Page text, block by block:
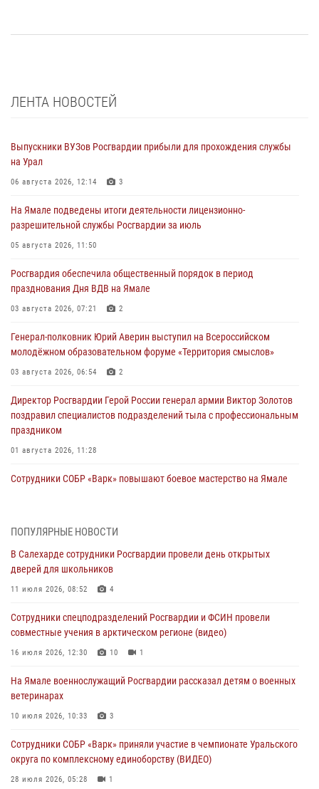
ЛЕНТА НОВОСТЕЙ
Выпускники ВУЗов Росгвардии прибыли для прохождения службы
на Урал
06 августа 2026, 12:14 3
На Ямале подведены итоги деятельности лицензионно-
разрешительной службы Росгвардии за июль
05 августа 2026, 11:50
Росгвардия обеспечила общественный порядок в период
празднования Дня ВДВ на Ямале
03 августа 2026, 07:21 2
Генерал-полковник Юрий Аверин выступил на Всероссийском
молодёжном образовательном форуме «Территория смыслов»
03 августа 2026, 06:54 2
Директор Росгвардии Герой России генерал армии Виктор Золотов
поздравил специалистов подразделений тыла с профессиональным
праздником
01 августа 2026, 11:28
Сотрудники СОБР «Варк» повышают боевое мастерство на Ямале
Офицеры спецназа Росгвардии провели практическое занятие для
29 июля 2026, 10:42
В Уральском округе Росгвардии состоялось заседание
29 июля 2026, 10:39
Сотрудники СОБР «Варк» приняли участие в чемпионате Уральского
На Полярном круге Росгвардия обеспечила безопасность турнира
27 июля 2026, 09:04
ПОПУЛЯРНЫЕ НОВОСТИ
В Салехарде сотрудники Росгвардии провели день открытых
дверей для школьников
11 июля 2026, 08:52 4
Сотрудники спецподразделений Росгвардии и ФСИН провели
совместные учения в арктическом регионе (видео)
16 июля 2026, 12:30 10 1
На Ямале военнослужащий Росгвардии рассказал детям о военных
ветеринарах
10 июля 2026, 10:33 3
Сотрудники СОБР «Варк» приняли участие в чемпионате Уральского
округа по комплексному единоборству (ВИДЕО)
28 июля 2026, 05:28 1